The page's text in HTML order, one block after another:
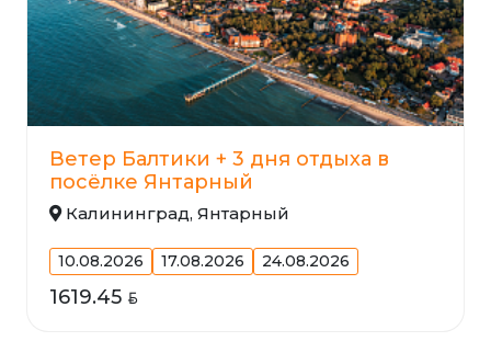
Ветер Балтики + 3 дня отдыха в
посёлке Янтарный
Калининград, Янтарный
10.08.2026 17.08.2026 24.08.2026
1619.45